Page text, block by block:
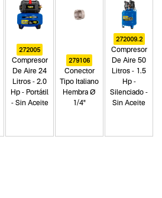
272005
Compresor
De Aire 24
Litros - 2.0
Hp - Portátil
- Sin Aceite
279106
Conector
Tipo Italiano
Hembra Ø
1/4"
272009.2
Compresor
De Aire 50
Litros - 1.5
Hp -
Silenciado -
Sin Aceite